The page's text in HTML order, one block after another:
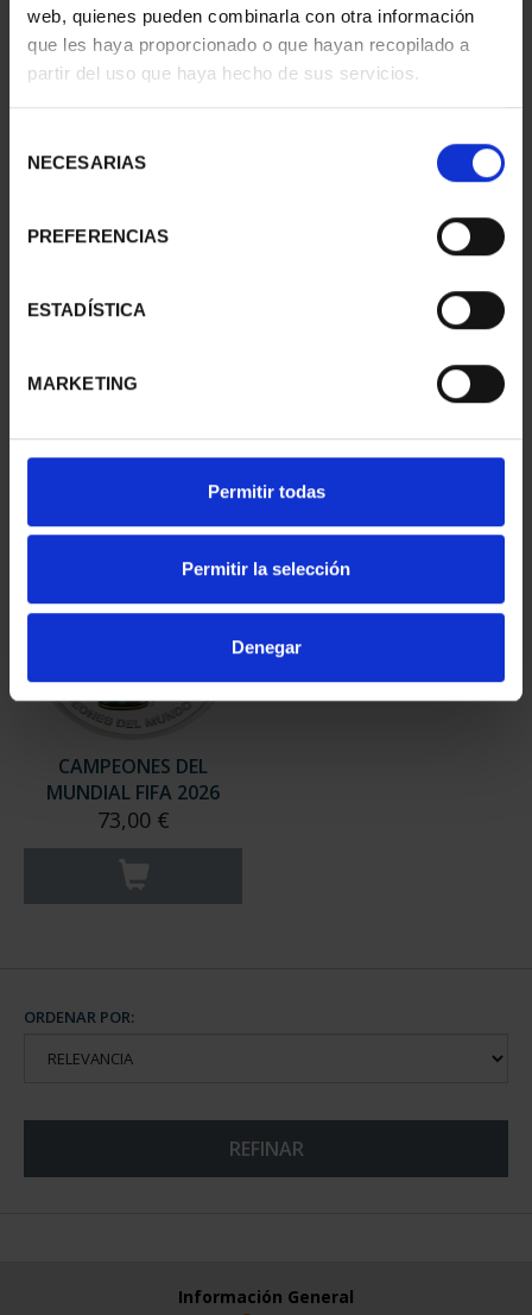
web, quienes pueden combinarla con otra información
que les haya proporcionado o que hayan recopilado a
partir del uso que haya hecho de sus servicios.
NECESARIAS
PREFERENCIAS
ESTADÍSTICA
MARKETING
Permitir todas
Permitir la selección
Denegar
73,00 €
CANJE 60 EURO 2026
ACADEMIA DEL AIRE - P...
CAMPEONES DEL
MUNDIAL FIFA 2026
73,00 €
ORDENAR POR:
REFINAR
Información General